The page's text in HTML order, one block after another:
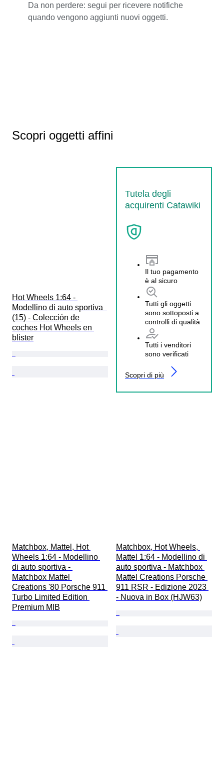
Da non perdere: segui per ricevere notifiche
quando vengono aggiunti nuovi oggetti.
Scopri oggetti affini
Tutela degli
acquirenti Catawiki
Il tuo pagamento
è al sicuro
Tutti gli oggetti
sono sottoposti a
controlli di qualità
Tutti i venditori
sono verificati
Scopri di più
Hot Wheels 1:64 -
Modellino di auto sportiva
(15) - Colección de
coches Hot Wheels en
blister
Matchbox, Mattel, Hot
Wheels 1:64 - Modellino
di auto sportiva -
Matchbox Mattel
Creations '80 Porsche 911
Turbo Limited Edition
Premium MIB
Matchbox, Hot Wheels,
Mattel 1:64 - Modellino di
auto sportiva - Matchbox
Mattel Creations Porsche
911 RSR - Edizione 2023
- Nuova in Box (HJW63)